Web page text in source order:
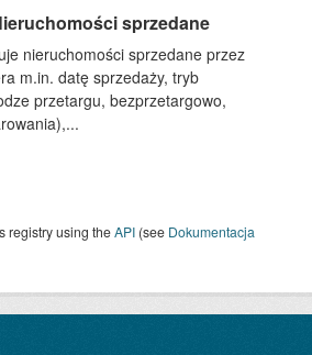
sprzedane
nieruchomości sprzedane przez
m.in. datę sprzedaży, tryb
przetargu, bezprzetargowo,
registry using theAPI (see Dokumentacja